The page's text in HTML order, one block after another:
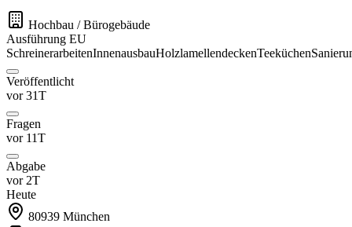
Hochbau / Bürogebäude
Ausführung EU
SchreinerarbeitenInnenausbauHolzlamellendeckenTeeküchen
Veröffentlicht
vor 31T
Fragen
vor 11T
Abgabe
vor 2T
Heute
80939 München